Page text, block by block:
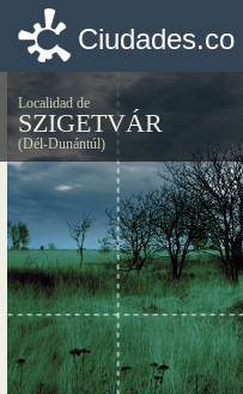
Ciudades.co
Localidad de
SZIGETVÁR
(Dél-Dunántúl)
Ciudades.co